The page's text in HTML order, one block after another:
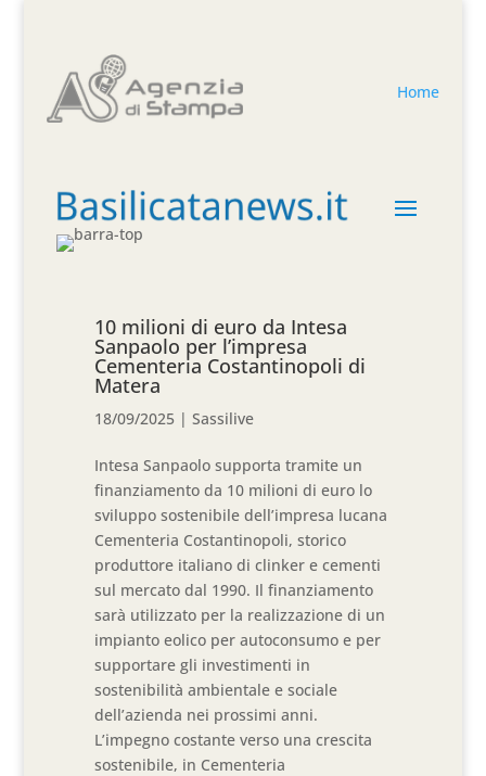
Home
10 milioni di euro da Intesa
Sanpaolo per l’impresa
Cementeria Costantinopoli di
Matera
18/09/2025 |Sassilive
Intesa Sanpaolo supporta tramite un
finanziamento da 10 milioni di euro lo
sviluppo sostenibile dell’impresa lucana
Cementeria Costantinopoli, storico
produttore italiano di clinker e cementi
sul mercato dal 1990. Il finanziamento
sarà utilizzato per la realizzazione di un
impianto eolico per autoconsumo e per
supportare gli investimenti in
sostenibilità ambientale e sociale
dell’azienda nei prossimi anni.
L’impegno costante verso una crescita
sostenibile, in Cementeria